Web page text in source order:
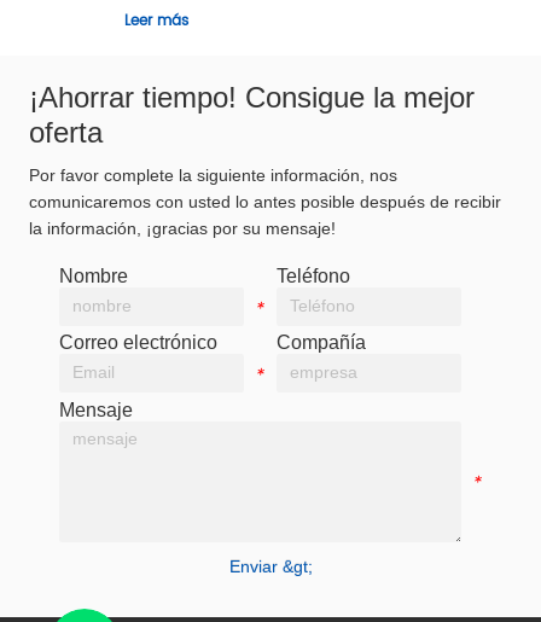
Leer más
¡Ahorrar tiempo! Consigue la mejor
oferta
Por favor complete la siguiente información, nos
comunicaremos con usted lo antes posible después de recibir
la información, ¡gracias por su mensaje!
Nombre
*
Teléfono
Correo electrónico
*
Compañía
Mensaje
*
Enviar &gt;